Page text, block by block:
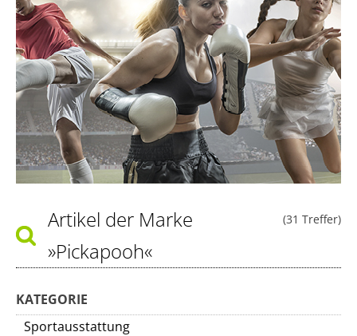
(31 Treffer)
Artikel der Marke
»Pickapooh«
KATEGORIE
Sportausstattung